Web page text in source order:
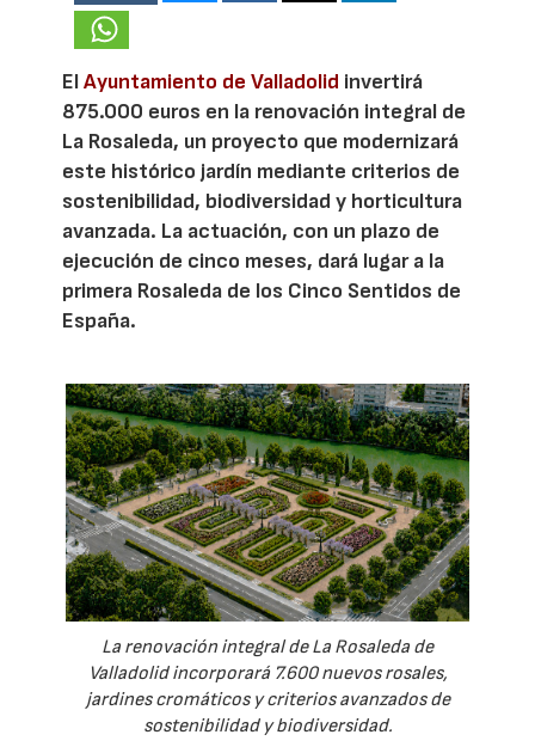
ElAyuntamiento de Valladolid invertirá
875.000 euros en la renovación integral de
La Rosaleda, un proyecto que modernizará
este histórico jardín mediante criterios de
sostenibilidad, biodiversidad y horticultura
avanzada. La actuación, con un plazo de
ejecución de cinco meses, dará lugar a la
primera Rosaleda de los Cinco Sentidos de
España.
La renovación integral de La Rosaleda de
Valladolid incorporará 7.600 nuevos rosales,
jardines cromáticos y criterios avanzados de
sostenibilidad y biodiversidad.